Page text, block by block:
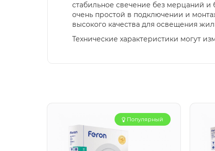
стабильное свечение без мерцаний и
очень простой в подключении и
высокого качества для освещения
Технические характеристики могут
Популярный